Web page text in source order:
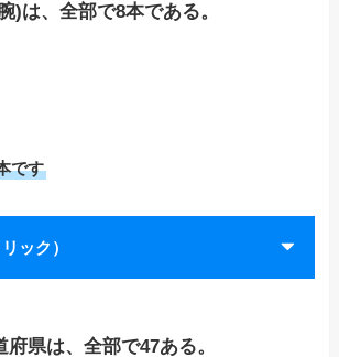
)は、全部で8本である。
です
ック）
県は、全部で47ある。